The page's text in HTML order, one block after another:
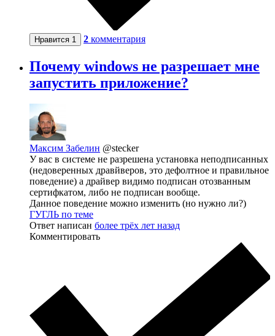
Нравится 1 2 комментария
Почему windows не разрешает мне
запустить приложение?
Максим Забелин @stecker
У вас в системе не разрешена установка неподписанных
(недоверенных дравйверов, это дефолтное и правильное
поведение) а драйвер видимо подписан отозванным
сертифкатом, либо не подписан вообще.
Данное поведение можно изменить (но нужно ли?)
ГУГЛЬ по теме
Ответ написан более трёх лет назад
Комментировать